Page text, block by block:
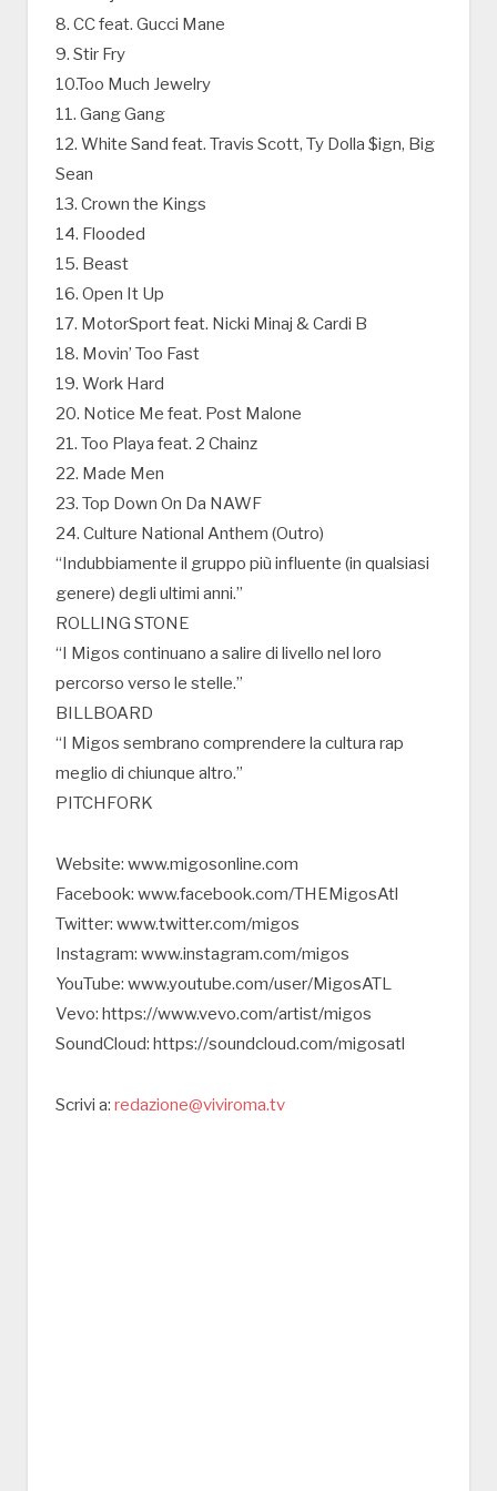
8. CC feat. Gucci Mane
9. Stir Fry
10.Too Much Jewelry
11. Gang Gang
12. White Sand feat. Travis Scott, Ty Dolla $ign, Big
Sean
13. Crown the Kings
14. Flooded
15. Beast
16. Open It Up
17. MotorSport feat. Nicki Minaj & Cardi B
18. Movin’ Too Fast
19. Work Hard
20. Notice Me feat. Post Malone
21. Too Playa feat. 2 Chainz
22. Made Men
23. Top Down On Da NAWF
24. Culture National Anthem (Outro)
“Indubbiamente il gruppo più influente (in qualsiasi
genere) degli ultimi anni.”
ROLLING STONE
“I Migos continuano a salire di livello nel loro
percorso verso le stelle.”
BILLBOARD
“I Migos sembrano comprendere la cultura rap
meglio di chiunque altro.”
PITCHFORK
Website: www.migosonline.com
Facebook: www.facebook.com/THEMigosAtl
Twitter: www.twitter.com/migos
Instagram: www.instagram.com/migos
YouTube: www.youtube.com/user/MigosATL
Vevo: https://www.vevo.com/artist/migos
SoundCloud: https://soundcloud.com/migosatl
Scrivi a: redazione@viviroma.tv